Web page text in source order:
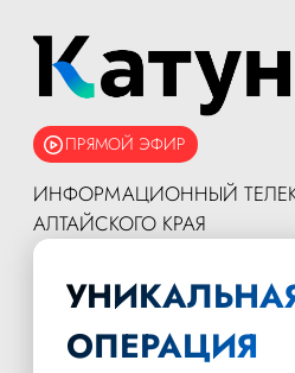
ПРЯМОЙ ЭФИР
ИНФОРМАЦИОННЫЙ
АЛТАЙСКОГО КРАЯ
ОПЕРАЦИЯ